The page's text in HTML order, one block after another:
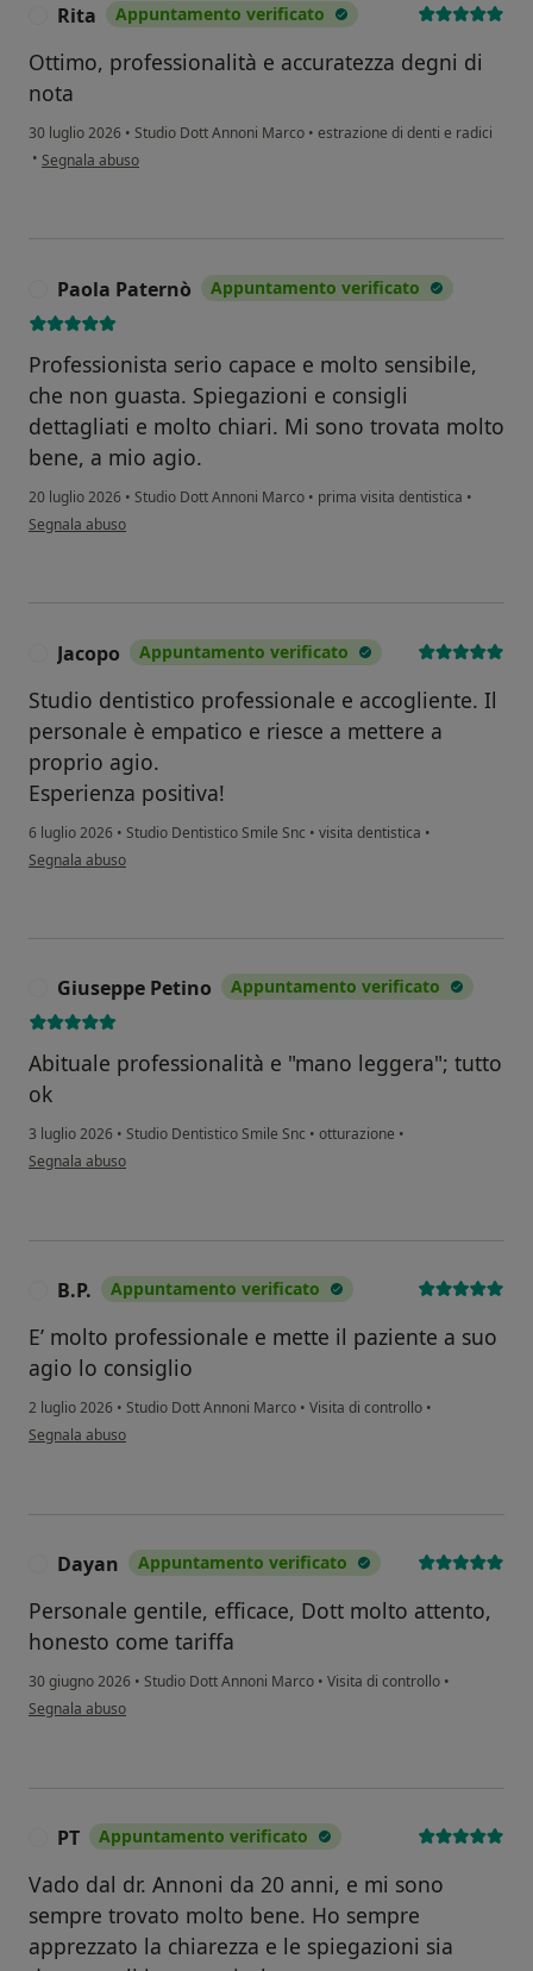
Rita Appuntamento verificato
Ottimo, professionalità e accuratezza degni di
nota
30 luglio 2026 • Studio Dott Annoni Marco • estrazione di denti e radici
• secondo l'opinione dell'utente Rita
Segnala abuso
Paola Paternò Appuntamento verificato
Professionista serio capace e molto sensibile,
che non guasta. Spiegazioni e consigli
dettagliati e molto chiari. Mi sono trovata molto
bene, a mio agio.
20 luglio 2026 • Studio Dott Annoni Marco • prima visita dentistica •
secondo l'opinione dell'utente Paola Paternò
Segnala abuso
Jacopo Appuntamento verificato
Studio dentistico professionale e accogliente. Il
personale è empatico e riesce a mettere a
proprio agio.
Esperienza positiva!
6 luglio 2026 • Studio Dentistico Smile Snc • visita dentistica •
secondo l'opinione dell'utente Jacopo
Segnala abuso
Giuseppe Petino Appuntamento verificato
Abituale professionalità e "mano leggera"; tutto
ok
3 luglio 2026 • Studio Dentistico Smile Snc • otturazione •
secondo l'opinione dell'utente Giuseppe Petino
Segnala abuso
B.P. Appuntamento verificato
E’ molto professionale e mette il paziente a suo
agio lo consiglio
2 luglio 2026 • Studio Dott Annoni Marco • Visita di controllo •
secondo l'opinione dell'utente B.P.
Segnala abuso
Dayan Appuntamento verificato
Personale gentile, efficace, Dott molto attento,
honesto come tariffa
30 giugno 2026 • Studio Dott Annoni Marco • Visita di controllo •
secondo l'opinione dell'utente Dayan
Segnala abuso
PT Appuntamento verificato
Vado dal dr. Annoni da 20 anni, e mi sono
sempre trovato molto bene. Ho sempre
apprezzato la chiarezza e le spiegazioni sia